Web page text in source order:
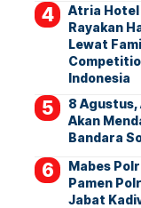
Atria Hotel
Rayakan
Lewat
Indonesia
8 Agustus,
Akan
Bandara
Mabes
Pamen
Jabat